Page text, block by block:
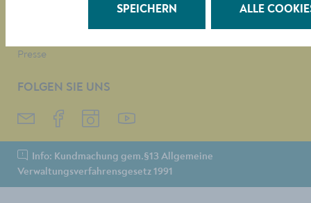
Presse
FOLGEN SIE UNS
Info: Kundmachung gem.§13 Allgemeine
Verwaltungsverfahrensgesetz 1991
SPEICHERN ALLE